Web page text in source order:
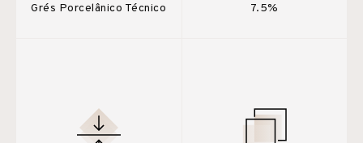
Grés Porcelânico Técnico
7.5%